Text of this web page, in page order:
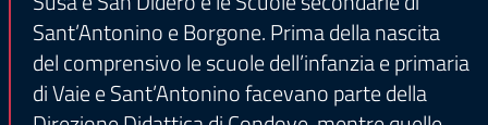
Sant’Antonino e Borgone. Prima della nascita
del comprensivo le scuole dell’infanzia e primaria
di Vaie e Sant’Antonino facevano parte della